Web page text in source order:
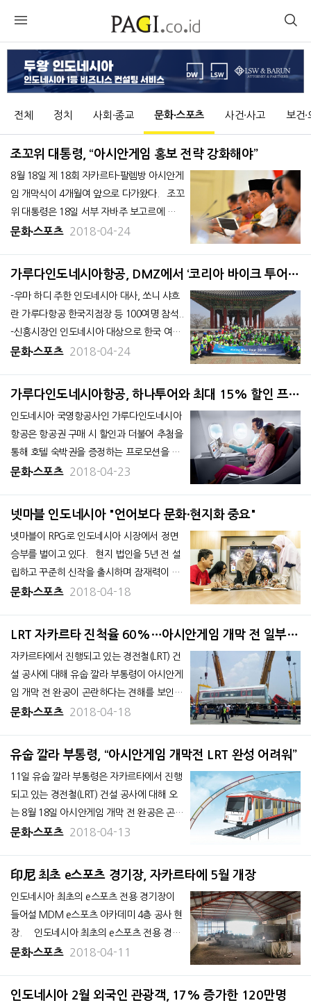
전체 정치 사회∙종교 문화∙스포츠 사건∙사고 보건∙
조꼬위 대통령, “아시안게임 홍보 전략 강화해야”
8월 18일 제 18회 자카르타-팔렘방 아시안게
임 개막식이 4개월여 앞으로 다가왔다. 조꼬
위 대통령은 18일 서부 자바주 보고르에 위
치한 이스따나 대통령궁에서 열린 대회 준비
외 홍보 측면에서 최선이라고 볼 수 없다"며
문화∙스포츠 2018-04-24
가루다인도네시아항공, DMZ에서 ‘코리아 바이크 투어’
성료
-우마 하디 주한 인도네시아 대사, 쏘니 샤흐
란 가루다항공 한국지점장 등 100여명 참석..
-신흥시장인 인도네시아 대상으로 한국 여행
수요 활성화 위해 진행.. 인도네시아 국영항
기관광공사와 함께 DMZ에서 ‘코리아 바이크
문화∙스포츠 2018-04-24
가루다인도네시아항공, 하나투어와 최대 15% 할인 프로
모션
인도네시아 국영항공사인 가루다인도네시아
항공은 항공권 구매 시 할인과 더불어 추첨을
통해 호텔 숙박권을 증정하는 프로모션을 하
나투어와 공동으로 진행한다고 20일 밝혔다.
아 왕복과 인천-호주 왕복 노선으로, 최대 1
는 23일부터 29
문화∙스포츠 2018-04-23
넷마블 인도네시아 "언어보다 문화·현지화 중요"
넷마블이 RPG로 인도네시아 시장에서 정면
승부를 벌이고 있다. 현지 법인을 5년 전 설
립하고 꾸준히 신작을 출시하며 잠재력이 큰
인도네시아 시장에서 인지도를 쌓고 있다.
트' 등을 출시해 현지 시장에서 좋은 반응을
문화∙스포츠 2018-04-18
LRT 자카르타 진척율 60%…아시안게임 개막 전 일부
개통될까
자카르타에서 진행되고 있는 경전철(LRT) 건
설 공사에 대해 유숩 깔라 부통령이 아시안게
임 개막 전 완공이 곤란하다는 견해를 보인
가운데, 경전철 건설 공사를 담당하는 주영
opertindo, Jakpro)는 15일, 일부 구간은 대
는 두
문화∙스포츠 2018-04-18
유숩 깔라 부통령, “아시안게임 개막전 LRT 완성 어려워”
11일 유숩 깔라 부통령은 자카르타에서 진행
되고 있는 경전철(LRT) 건설 공사에 대해 오
는 8월 18일 아시안게임 개막 전 완공은 곤란
하다는 견해를 나타냈다. 이날 유숩 부통령
자들에게 "남은 4개월은 LRT 완공에 촉박하
문화∙스포츠 2018-04-13
印尼 최초 e스포츠 경기장, 자카르타에 5월 개장
인도네시아 최초의 e스포츠 전용 경기장이
들어설 MDM e스포츠 아카데미 4층 공사 현
장. 인도네시아 최초의 e스포츠 전용 경기
장이 오는 5월 자카르타에 문을 연다. 인도
M e스포츠(MDM eSports)’는 자카르타 북
문화∙스포츠 2018-04-11
인도네시아 2월 외국인 관광객, 17% 증가한 120만명